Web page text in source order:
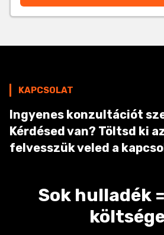
KAPCSOLAT
Ingyenes konzultációt
Kérdésed van? Töltsd ki
felvesszük veled a
Sok hulladék